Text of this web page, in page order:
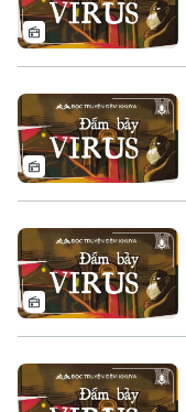
Theo dõi Hà Nội On